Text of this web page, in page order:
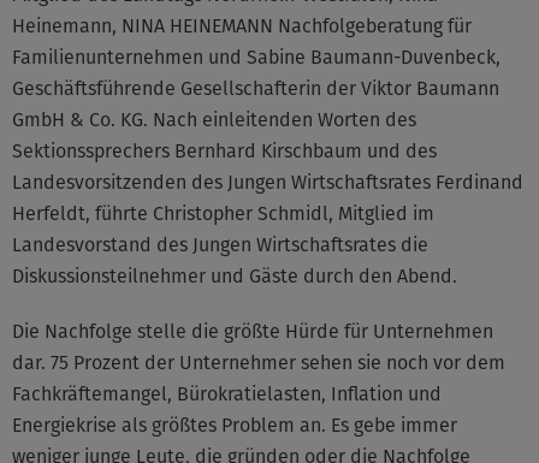
Heinemann, NINA HEINEMANN Nachfolgeberatung für
Familienunternehmen und Sabine Baumann-Duvenbeck,
Geschäftsführende Gesellschafterin der Viktor Baumann
GmbH & Co. KG. Nach einleitenden Worten des
Sektionssprechers Bernhard Kirschbaum und des
Landesvorsitzenden des Jungen Wirtschaftsrates Ferdinand
Herfeldt, führte Christopher Schmidl, Mitglied im
Landesvorstand des Jungen Wirtschaftsrates die
Diskussionsteilnehmer und Gäste durch den Abend.
Die Nachfolge stelle die größte Hürde für Unternehmen
dar. 75 Prozent der Unternehmer sehen sie noch vor dem
Fachkräftemangel, Bürokratielasten, Inflation und
Energiekrise als größtes Problem an. Es gebe immer
weniger junge Leute, die gründen oder die Nachfolge